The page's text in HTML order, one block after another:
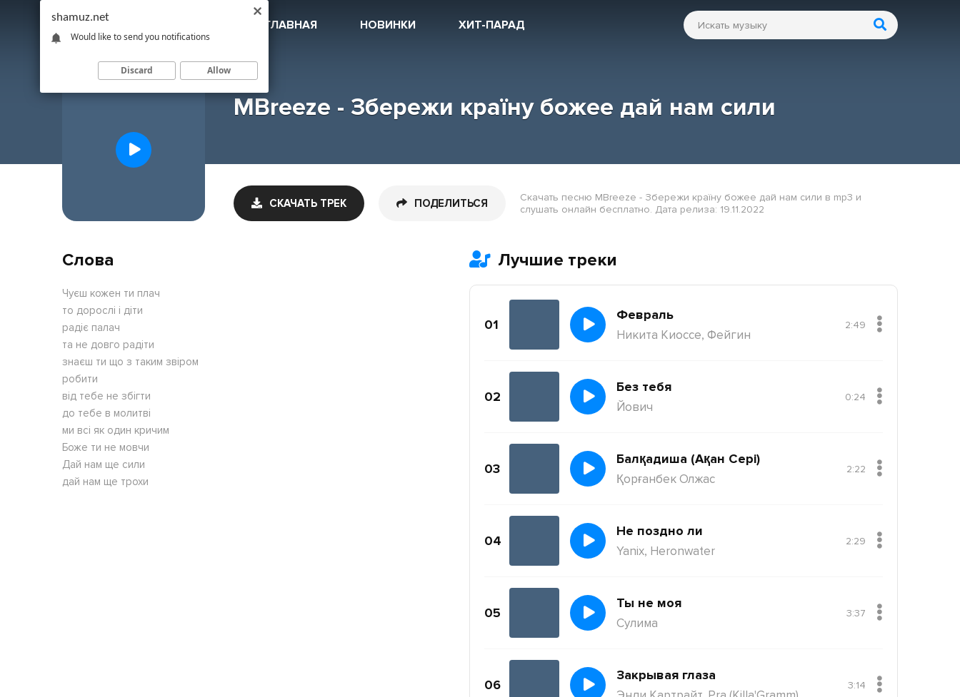
SHAMUZ ГЛАВНАЯ НОВИНКИ ХИТ-ПАРАД
MBreeze - Збережи країну божее дай нам сили
СКАЧАТЬ ТРЕК ПОДЕЛИТЬСЯ
Скачать песню MBreeze - Збережи країну божее дай нам сили в mp3 и
слушать онлайн бесплатно. Дата релиза: 19.11.2022
Слова
Чуєш кожен ти плач
то дорослi i дiти
радiє палач
та не довго радiти
знаєш ти що з таким звiром
робити
вiд тебе не збiгти
до тебе в молитвi
ми всi як один кричим
Боже ти не мовчи
Дай нам ще сили
дай нам ще трохи
Лучшие треки
01
Февраль
Никита Киоссе, Фейгин
2:49
02
Без тебя
Йович
0:24
03
Балқадиша (Ақан Сері)
Қорғанбек Олжас
2:22
04
Не поздно ли
Yanix, Heronwater
2:29
05
Ты не моя
Сулима
3:37
06
Закрывая глаза
3:14
shamuz.net
Would like to send you notifications
Discard Allow